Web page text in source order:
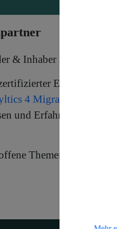
& Inhaber MarketingPate
Experte für
4 Migration &
und Erfahrung im
Themen zu